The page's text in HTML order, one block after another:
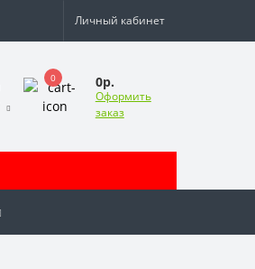
Личный кабинет
0 0р.
Оформить
заказ